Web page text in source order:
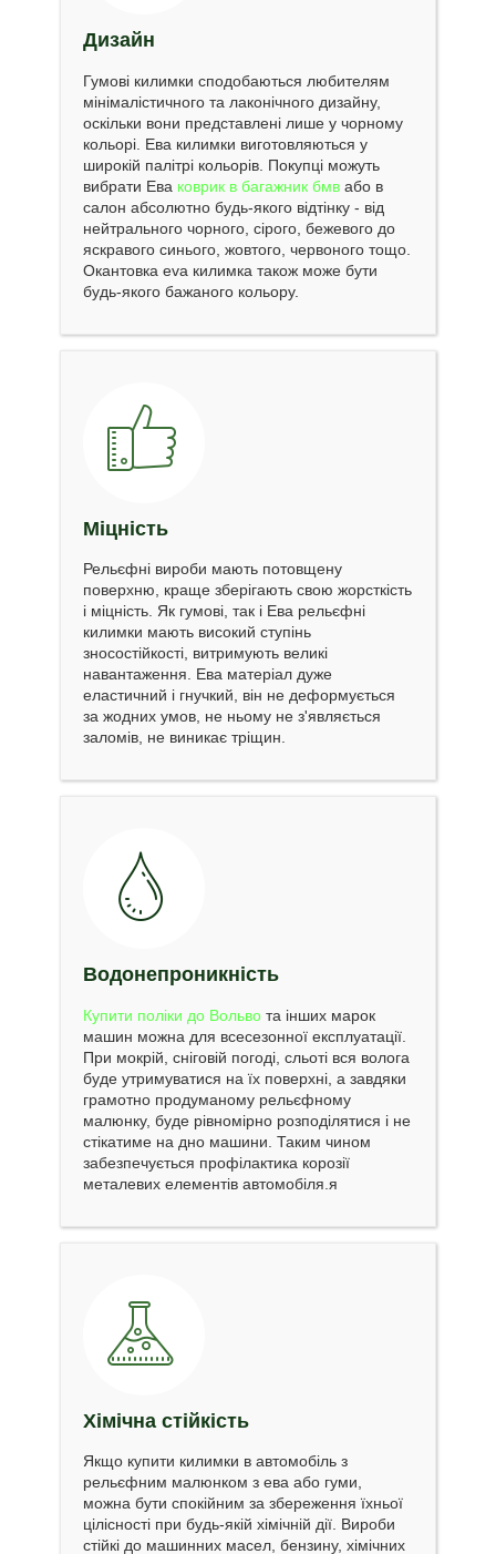
Дизайн
Гумові килимки сподобаються любителям
мінімалістичного та лаконічного дизайну,
оскільки вони представлені лише у чорному
кольорі. Ева килимки виготовляються у
широкій палітрі кольорів. Покупці можуть
вибрати Ева коврик в багажник бмвабо в
салон абсолютно будь-якого відтінку - від
нейтрального чорного, сірого, бежевого до
яскравого синього, жовтого, червоного тощо.
Окантовка eva килимка також може бути
будь-якого бажаного кольору.
Міцність
Рельєфні вироби мають потовщену
поверхню, краще зберігають свою жорсткість
і міцність. Як гумові, так і Ева рельєфні
килимки мають високий ступінь
зносостійкості, витримують великі
навантаження. Ева матеріал дуже
еластичний і гнучкий, він не деформується
за жодних умов, не ньому не з'являється
заломів, не виникає тріщин.
Водонепроникність
Купити поліки до Вольвота інших марок
машин можна для всесезонної експлуатації.
При мокрій, сніговій погоді, сльоті вся волога
буде утримуватися на їх поверхні, а завдяки
грамотно продуманому рельєфному
малюнку, буде рівномірно розподілятися і не
стікатиме на дно машини. Таким чином
забезпечується профілактика корозії
металевих елементів автомобіля.я
Хімічна стійкість
Якщо купити килимки в автомобіль з
рельєфним малюнком з ева або гуми,
можна бути спокійним за збереження їхньої
цілісності при будь-якій хімічній дії. Вироби
стійкі до машинних масел, бензину, хімічних